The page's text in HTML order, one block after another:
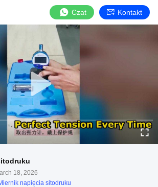
Czat Kontakt
18, 2026
napięcia sitodruku